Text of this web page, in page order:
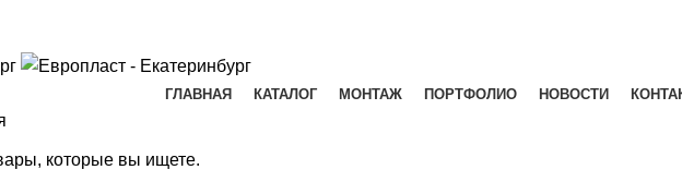
ГЛАВНАЯ КАТАЛОГ МОНТАЖ ПОРТФОЛИО НОВОСТИ
которые вы ищете.